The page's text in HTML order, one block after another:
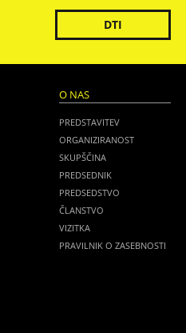
DTI
O NAS
PREDSTAVITEV
ORGANIZIRANOST
SKUPŠČINA
PREDSEDNIK
PREDSEDSTVO
ČLANSTVO
VIZITKA
PRAVILNIK O ZASEBNOSTI